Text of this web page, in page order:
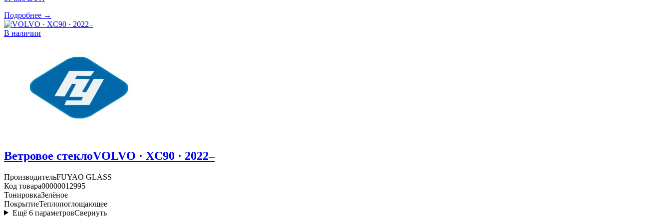
Подробнее →
В наличии
Ветровое стеклоVOLVO · XC90 · 2022–
ПроизводительFUYAO GLASS
Код товара00000012995
ТонировкаЗелёное
ПокрытиеТеплопоглощающее
Ещё 6 параметровСвернуть